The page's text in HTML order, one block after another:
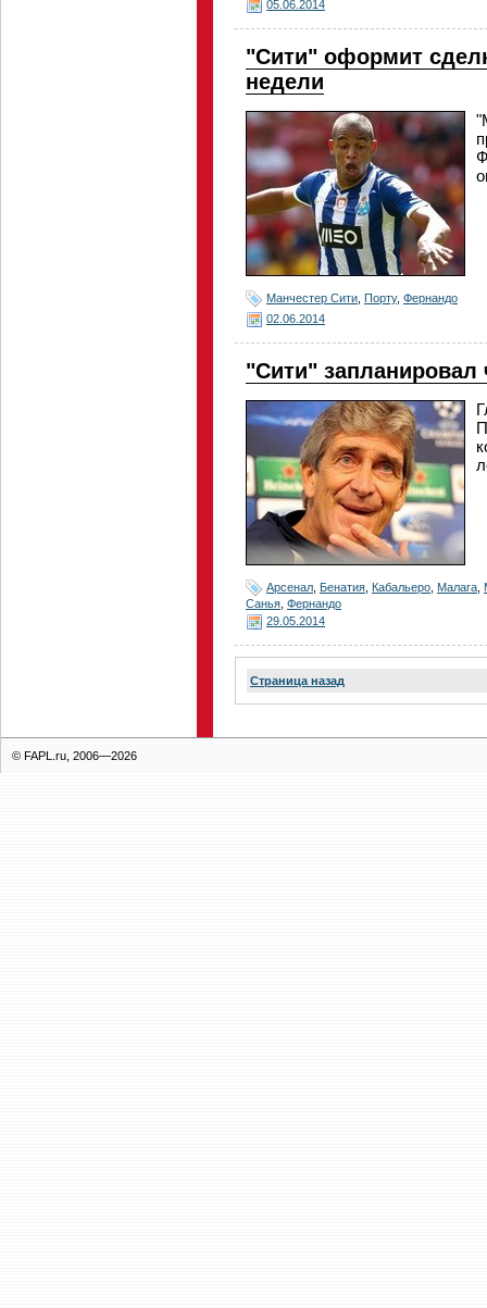
05.06.2014
"Сити" оформит
недели
Манчестер Сити Порту, Фернандо
02.06.2014
"Сити" запланировал
Арсенал Бенатия Кабальеро Малага
Санья Фернандо
29.05.2014
Страница назад
© FAPL.ru, 2006—2026